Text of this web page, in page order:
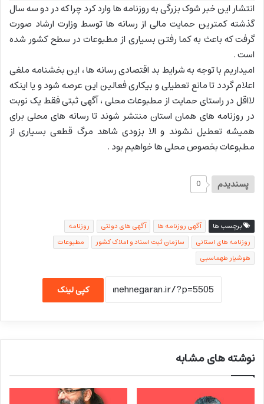
انتشار این خبر شوک بزرگی به روزنامه ها وارد کرد چرا که در دو سه سال
گذشته کمترین حمایت مالی از رسانه ها توسط وزارت ارشاد صورت
گرفت که باعث به کما رفتن بسیاری از مطبوعات در سطح کشور شده
است .
امیداریم با توجه به شرایط بد اقتصادی رسانه ها ، این بخشنامه ملغی
اعلام گردد تا مانع تعطیلی و بیکاری فعالین این عرصه شود و یا اینکه
لااقل در راستای حمایت از مطبوعات محلی ، آگهی ثبتی فقط یک نوبت
در روزنامه های همان استان منتشر شوند تا رسانه های محلی برای
همیشه تعطیل نشوند و الا بزودی شاهد مرگ قطعی بسیاری از
مطبوعات بخصوص محلی ها خواهیم بود .
پسندیدم 0
برچسب ها آگهی روزنامه ها آگهی های دولتی
روزنامه
روزنامه های استانی
سازمان ثبت اسناد و املاک کشور
مطبوعات
هوشیار طهماسبی
کپی لینک
نوشته های مشابه